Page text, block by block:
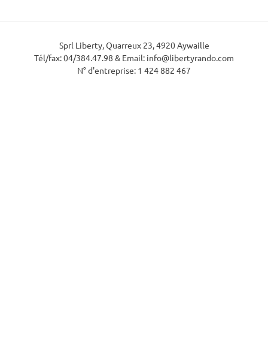
Sprl Liberty, Quarreux 23, 4920 Aywaille
Tél/fax: 04/384.47.98 & Email: info@libertyrando.com
N° d'entreprise: 1 424 882 467